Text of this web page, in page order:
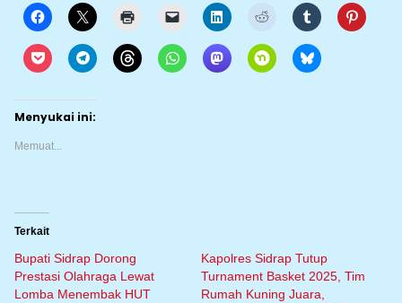
Menyukai ini:
Memuat...
Terkait
Bupati Sidrap Dorong
Prestasi Olahraga Lewat
Lomba Menembak HUT
Kapolres Sidrap Tutup
Turnament Basket 2025, Tim
Rumah Kuning Juara,